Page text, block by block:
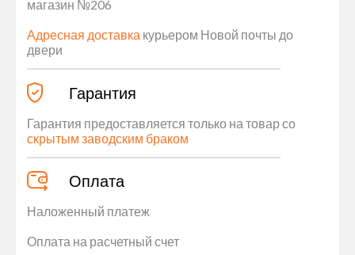
магазин №206
Адресная доставка курьером Новой почты до
двери
Гарантия
Гарантия предоставляется только на товар со
скрытым заводским браком
Оплата
Наложенный платеж
Оплата на расчетный счет